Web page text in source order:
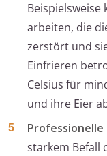
arbeiten, die
zerstört und
Einfrieren
Celsius für
und ihre Eier
Professionelle
starkem Befall